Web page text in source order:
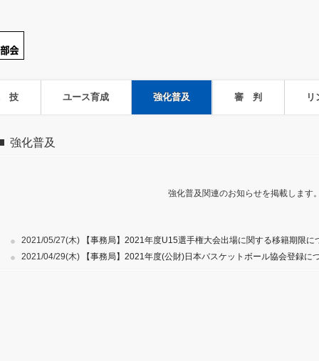
技 ユース育成 強化普及 審 判 リ
強化普及
強化普及関連のお知らせを掲載します
2021/05/27(木)
【事務局】2021年度U15選手権大会出場に関する移籍期限に
2021/04/29(木)
【事務局】2021年度(公財)日本バスケットボール協会登録に